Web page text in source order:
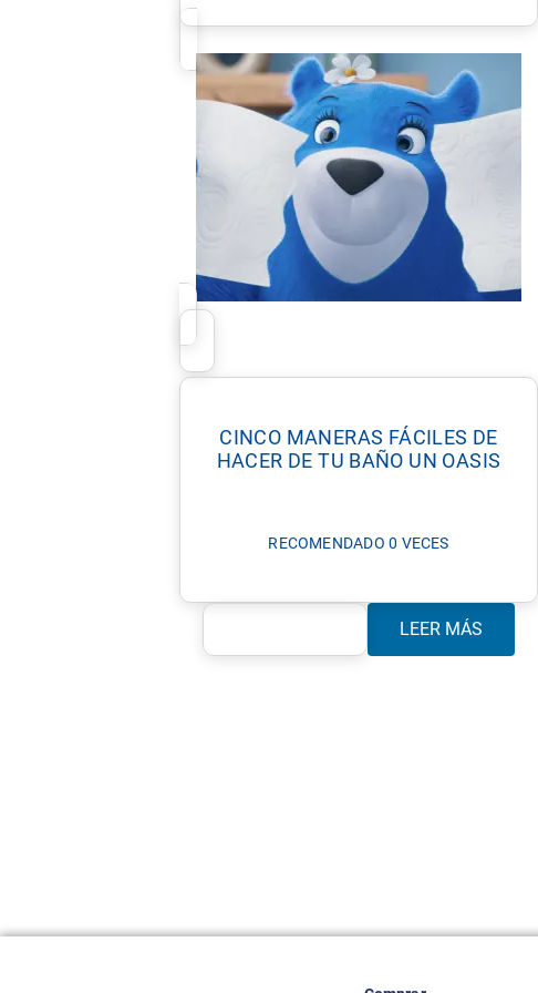
CINCO MANERAS FÁCILES DE
HACER DE TU BAÑO UN OASIS
RECOMENDADO 0 VECES
LEER MÁS